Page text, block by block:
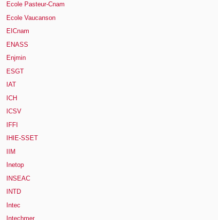
Ecole Pasteur-Cnam
Ecole Vaucanson
EICnam
ENASS
Enjmin
ESGT
IAT
ICH
ICSV
IFFI
IHIE-SSET
IIM
Inetop
INSEAC
INTD
Intec
Intechmer